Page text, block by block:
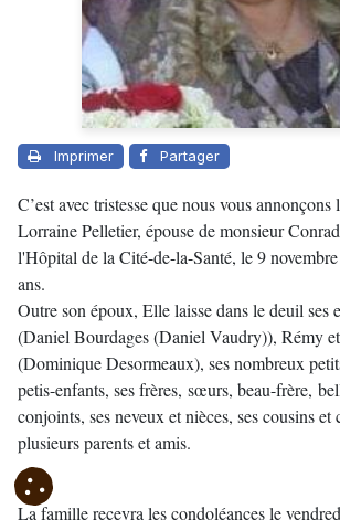
Imprimer Partager
C’est avec tristesse que nous vous annonçons
Lorraine Pelletier, épouse de monsieur
l'Hôpital de la Cité-de-la-Santé, le 9
ans.
Outre son époux, Elle laisse dans le deuil ses
(Daniel Bourdages (Daniel Vaudry)), Rémy
(Dominique Desormeaux), ses nombreux
petis-enfants, ses frères, sœurs, beau-frère,
conjoints, ses neveux et nièces, ses cousins et
plusieurs parents et amis.
La famille recevra les condoléances le